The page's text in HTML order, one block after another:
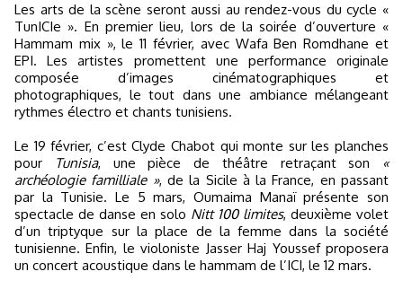
Les arts de la scène seront aussi au rendez-vous du cycle «
TunICIe ». En premier lieu, lors de la soirée d’ouverture «
Hammam mix », le 11 février, avec Wafa Ben Romdhane et
EPI. Les artistes promettent une performance originale
composée d’images cinématographiques et
photographiques, le tout dans une ambiance mélangeant
rythmes électro et chants tunisiens.
Le 19 février, c’est Clyde Chabot qui monte sur les planches
pour
Tunisia, une pièce de théâtre retraçant son
«
archéologie familliale », de la Sicile à la France, en passant
par la Tunisie. Le 5 mars, Oumaima Manaï présente son
spectacle de danse en solo Nitt 100 limites, deuxième volet
d’un triptyque sur la place de la femme dans la société
tunisienne. Enfin, le violoniste Jasser Haj Youssef proposera
un concert acoustique dans le hammam de l’ICI, le 12 mars.